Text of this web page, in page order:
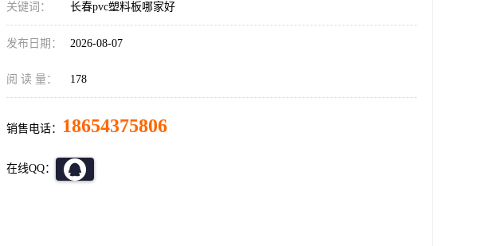
关键词： 长春pvc塑料板哪家好
发布日期： 2026-08-07
阅 读 量： 178
销售电话： 18654375806
在线QQ：